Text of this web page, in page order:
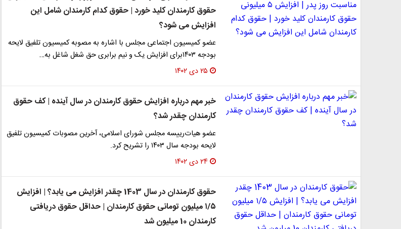
حقوق کارمندان کلید خورد | حقوق کدام کارمندان شامل این
افزایش می شود؟
عضو کمیسیون اجتماعی مجلس با اشاره به مصوبه کمیسیون تلفیق لایحه
بودجه ۱۴۰۳برای افزایش یک و نیم برابری حق شغل شاغل به…
۲۵ دی ۱۴۰۲
خبر مهم درباره افزایش حقوق کارمندان در سال آینده | کف حقوق
کارمندان چقدر شد؟
عضو هیات‌رییسه مجلس شورای اسلامی، آخرین مصوبات کمیسیون تلفیق
لایحه بودجه سال ۱۴۰۳ را تشریح کرد.
۲۴ دی ۱۴۰۲
حقوق کارمندان در سال 1403 چقدر افزایش می یابد؟ | افزایش
۱/۵ میلیون تومانی حقوق کارمندان | حداقل حقوق دریافتی
کارمندان 10 میلیون شد